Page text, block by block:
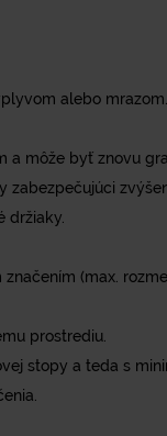
alebo mrazom.
a môže byť znovu
držiaky.
(max.
prostrediu.
stopy a teda s